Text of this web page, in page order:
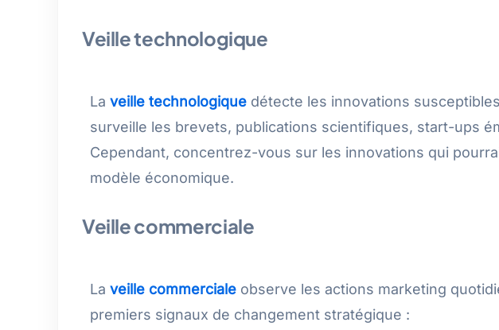
Veille technologique
La veille technologiquedétecte les innovations
surveille les brevets, publications scientifiques, start-ups
Cependant, concentrez-vous sur les innovations qui
modèle économique.
Veille commerciale
La veille commercialeobserve les actions marketing
premiers signaux de changement stratégique :